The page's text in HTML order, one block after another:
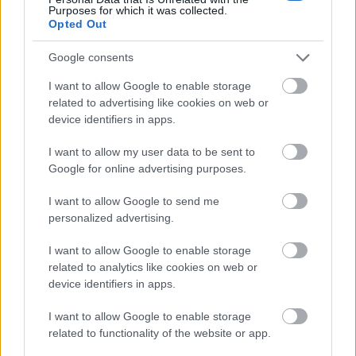
Purposes for which it was collected.
Opted Out
Google consents
I want to allow Google to enable storage
related to advertising like cookies on web or
device identifiers in apps.
I want to allow my user data to be sent to
Google for online advertising purposes.
I want to allow Google to send me
personalized advertising.
I want to allow Google to enable storage
related to analytics like cookies on web or
device identifiers in apps.
I want to allow Google to enable storage
related to functionality of the website or app.